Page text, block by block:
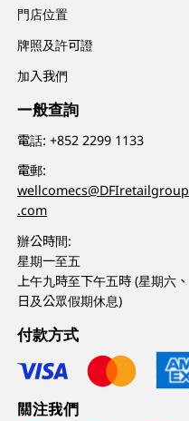
門店位置
牌照及許可證
加入我們
一般查詢
電話:+852 2299 1133
電郵:
wellcomecs@DFIretailgroup
.com
辦公時間:
星期一至五
上午九時至下午五時 (星期六、
日及公眾假期休息)
付款方式
關注我們